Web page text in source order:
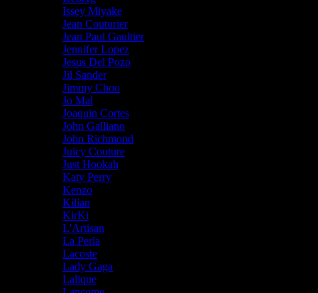
Issey Miyake
Jean Couturier
Jean Paul Gaultier
Jennifer Lopez
Jesus Del Pozo
Jil Sander
Jimmy Choo
Jo Mal
Joaquin Cortes
John Galliano
John Richmond
Juicy Couture
Just Hookah
Katy Perry
Kenzo
Kilian
KirKi
L'Artisan
La Perla
Lacoste
Lady Gaga
Lalique